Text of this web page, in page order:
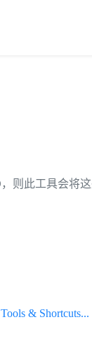
此工具会将
& Shortcuts...